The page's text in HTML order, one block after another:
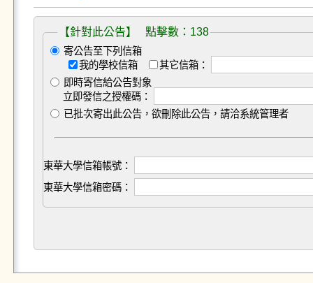
【針對此公告】 點擊數：138
寄公告至下列信箱
我的學校信箱
其它信箱：
即時寄信給公告對象
立即發信之授權碼：
已批次寄出此公告，欲刪除此公告，請洽系統管理者
東華大學信箱帳號：
東華大學信箱密碼：